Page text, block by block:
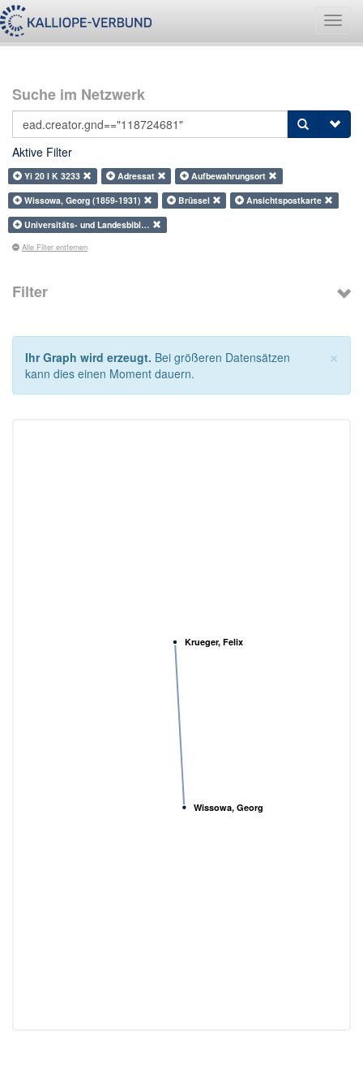
Suche im Netzwerk
Aktive Filter
Yi 20 I K 3233 Adressat
Aufbewahrungsort
Wissowa, Georg (1859-1931)
Brüssel
Ansichtspostkarte
Universitäts- und Landesbibl…
Alle Filter entfernen
Filter
×
Ihr Graph wird erzeugt. Bei größeren Datensätzen
kann dies einen Moment dauern.
Wissowa, Georg
Krueger, Felix